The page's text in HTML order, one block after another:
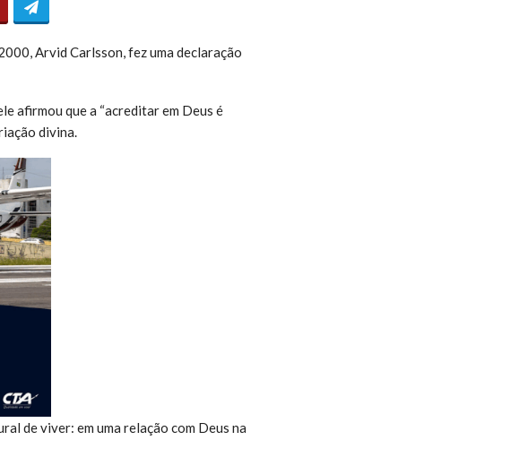
Arvid Carlsson, fez uma declaração
afirmou que a “acreditar em Deus é
divina.
de viver: em uma relação com Deus na